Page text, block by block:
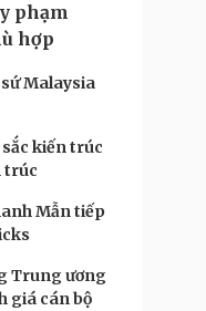
thời sự
khuya
hồn
phạm
hợp
Malaysia
kiến trúc
trúc
Mẫn tiếp
Trung ương
giá cán bộ